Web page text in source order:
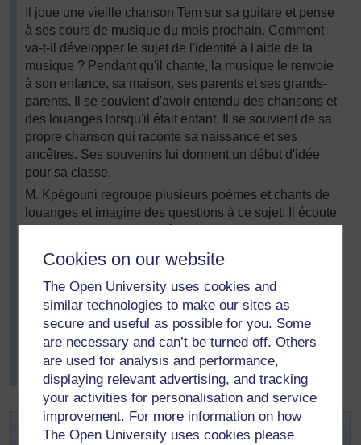
Cookies on our website
The Open University uses cookies and
similar technologies to make our sites as
secure and useful as possible for you. Some
are necessary and can’t be turned off. Others
are used for analysis and performance,
displaying relevant advertising, and tracking
your activities for personalisation and service
improvement. For more information on how
The Open University uses cookies please
Il joue une vieille chanson Tem sur sa guitare et pense
à ses cours de musique du mois prochain. Comment
va-t-il développer le sujet de l'identité à l'aide de la
musique ? Pendant qu'il chante, la musique le renvoie
à son enfance, sa maison, ses parents et ses grands-
parents. Il se souvient d'avoir entendu des chansons et
des louanges lorsqu'il était enfant. Il se souvient de sa
propre chanson qui raconte sa naissance et ses
ancêtres. Ses souvenirs lui donnent un début d'idée
pour sa classe.
M. Kpégouni regroupe plusieurs poèmes et chants de
louanges et imagine des questions à ce sujet. Il écoute
jouent les élèves pendant la récréation. Il prévoit de
faire un cours sur les louanges en commençant par une
chanson familière. Puis il encourage les élèves à
produire et chanter leurs propres louanges et chansons
sur leurs amis.
Voir la Ressource 4 : Chanter des louanges
plus d'informations de contexte.
Activité 2: Louanges et poèmes